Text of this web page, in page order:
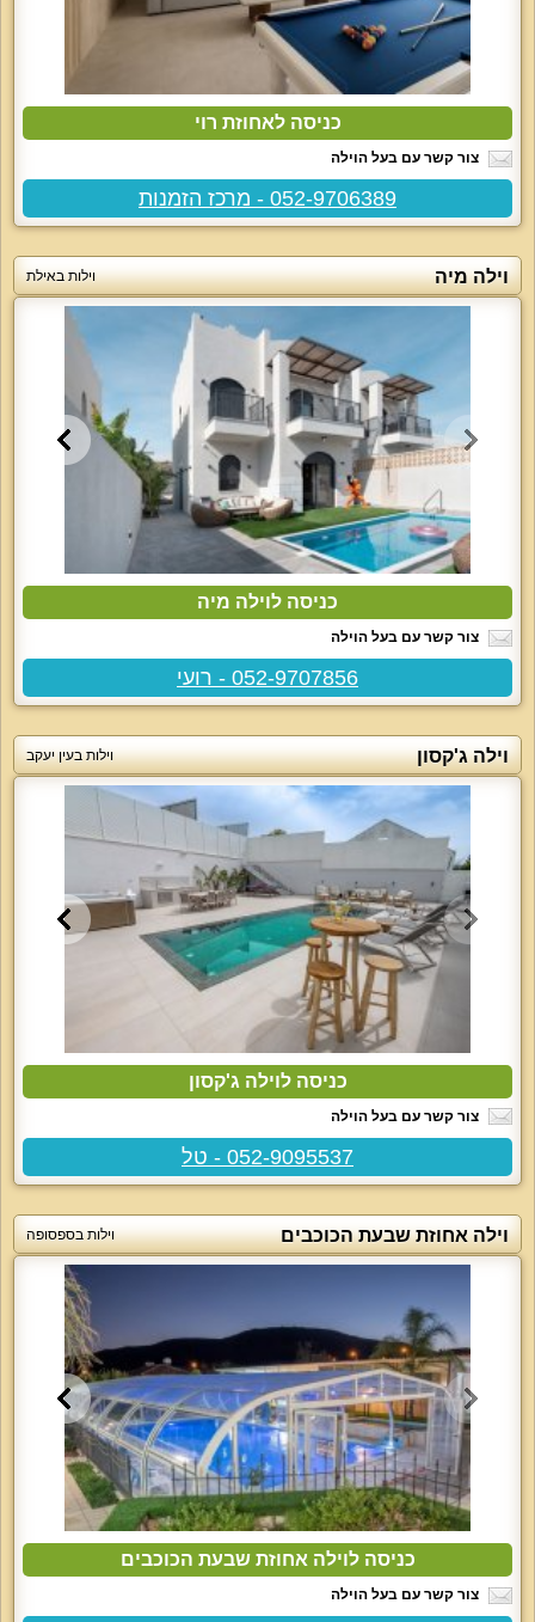
כניסה לאחוזת רוי
צור קשר עם בעל הוילה
052-9706389 - מרכז הזמנות
וילה מיה וילות באילת
כניסה לוילה מיה
צור קשר עם בעל הוילה
052-9707856 - רועי
וילה ג'קסון וילות בעין יעקב
כניסה לוילה ג'קסון
צור קשר עם בעל הוילה
052-9095537 - טל
וילה אחוזת שבעת הכוכבים וילות בספסופה
כניסה לוילה אחוזת שבעת הכוכבים
צור קשר עם בעל הוילה